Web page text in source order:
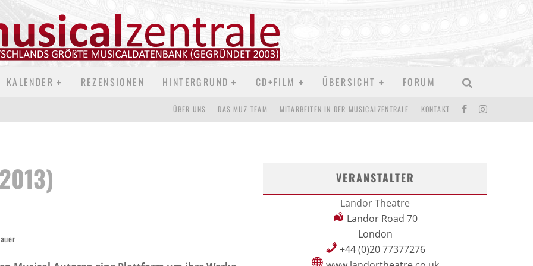
KALENDER REZENSIONEN HINTERGRUND CD+FILM ÜBERSICHT FORUM
ÜBER UNS DAS MUZ-TEAM MITARBEITEN IN DER MUSICALZENTRALE KONTAKT
VERANSTALTER
Landor Theatre
Landor Road 70
London
+44 (0)20 77377276